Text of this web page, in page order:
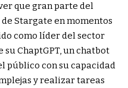
que gran parte del
Stargate en momentos
como líder del sector
ChaptGPT, un chatbot
público con su capacidad
y realizar tareas